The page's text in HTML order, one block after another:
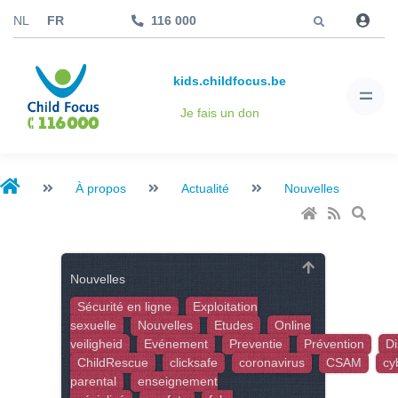
NL FR 116 000
kids.childfocus.be
Je fais un don
À propos Actualité Nouvelles
Nouvelles
Sécurité en ligne
Exploitation
sexuelle
Nouvelles Etudes
Online
veiligheid
Evénement Preventie Prévention
ChildRescue
clicksafe coronavirus CSAM
parental
enseignement